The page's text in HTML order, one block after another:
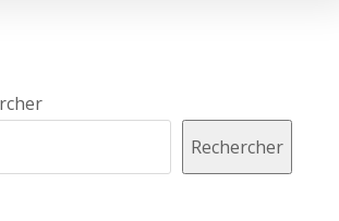
Rechercher